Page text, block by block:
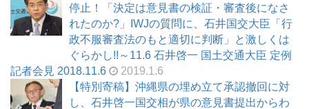
停止！「決定は意見書の検証・審査後になさ
れたのか?」IWJの質問に、石井国交大臣「行
政不服審査法のもと適切に判断」と激しくは
ぐらかし!!～11.6 石井啓一 国土交通大臣 定例
記者会見 2018.11.6
2019.1.6
【特別寄稿】沖縄県の埋め立て承認撤回に対
し、石井啓一国交相が県の意見書提出からわ